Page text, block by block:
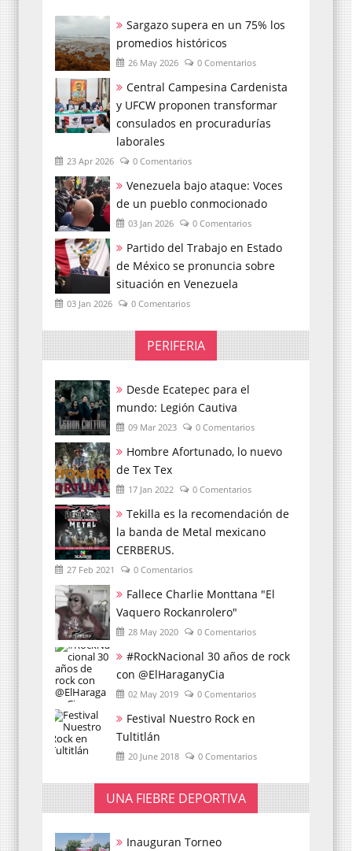
Sargazo supera en un 75% los
promedios históricos
26 May 2026 0 Comentarios
Central Campesina Cardenista
y UFCW proponen transformar
consulados en procuradurías
laborales
23 Apr 2026 0 Comentarios
Venezuela bajo ataque: Voces
de un pueblo conmocionado
03 Jan 2026 0 Comentarios
Partido del Trabajo en Estado
de México se pronuncia sobre
situación en Venezuela
03 Jan 2026 0 Comentarios
PERIFERIA
Desde Ecatepec para el
mundo: Legión Cautiva
09 Mar 2023 0 Comentarios
Hombre Afortunado, lo nuevo
de Tex Tex
17 Jan 2022 0 Comentarios
Tekilla es la recomendación de
la banda de Metal mexicano
CERBERUS.
27 Feb 2021 0 Comentarios
Fallece Charlie Monttana "El
Vaquero Rockanrolero"
28 May 2020 0 Comentarios
#RockNacional 30 años de rock
con @ElHaraganyCia
02 May 2019 0 Comentarios
Festival Nuestro Rock en
Tultitlán
20 June 2018 0 Comentarios
UNA FIEBRE DEPORTIVA
Inauguran Torneo